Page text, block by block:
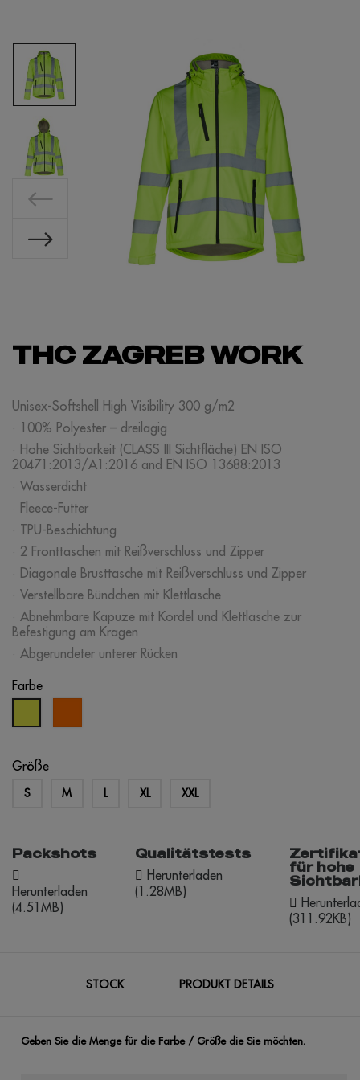
THC ZAGREB WORK
Unisex-Softshell High Visibility 300 g/m2
· 100% Polyester – dreilagig
· Hohe Sichtbarkeit (CLASS III Sichtfläche) EN ISO
20471:2013/A1:2016 and EN ISO 13688:2013
· Wasserdicht
· Fleece-Futter
· TPU-Beschichtung
· 2 Fronttaschen mit Reißverschluss und Zipper
· Diagonale Brusttasche mit Reißverschluss und Zipper
· Verstellbare Bündchen mit Klettlasche
· Abnehmbare Kapuze mit Kordel und Klettlasche zur
Befestigung am Kragen
· Abgerundeter unterer Rücken
Farbe
Größe
S M L XL XXL
Packshots
Herunterladen
(4.51MB)
Qualitätstests
Herunterladen
(1.28MB)
für hohe
(311.92KB)
STOCK PRODUKT DETAILS
Geben Sie die Menge für die Farbe / Größe die Sie möchten.